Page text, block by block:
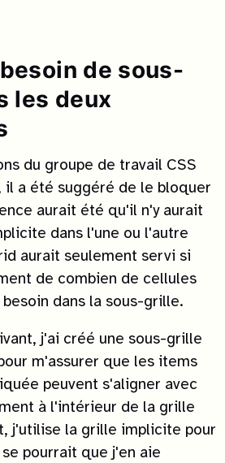
de sous-
les deux
du groupe de travail CSS
il a été suggéré de le bloquer
aurait été qu'il n'y aurait
dans l'une ou l'autre
aurait seulement servi si
de combien de cellules
dans la sous-grille.
j'ai créé une sous-grille
m'assurer que les items
peuvent s'aligner avec
à l'intérieur de la grille
j'utilise la grille implicite pour
pourrait que j'en aie